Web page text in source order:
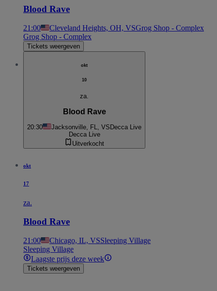
Blood Rave
21:00 Cleveland Heights, OH, VSGrog Shop - Complex
Grog Shop - Complex
Tickets weergeven
okt
10
za.
Blood Rave
20:30 Jacksonville, FL, VS Decca Live
Decca Live
Uitverkocht
okt
17
za.
Blood Rave
21:00 Chicago, IL, VSSleeping Village
Sleeping Village
Laagste prijs deze week
Tickets weergeven